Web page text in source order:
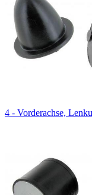
4 - Vorderachse,